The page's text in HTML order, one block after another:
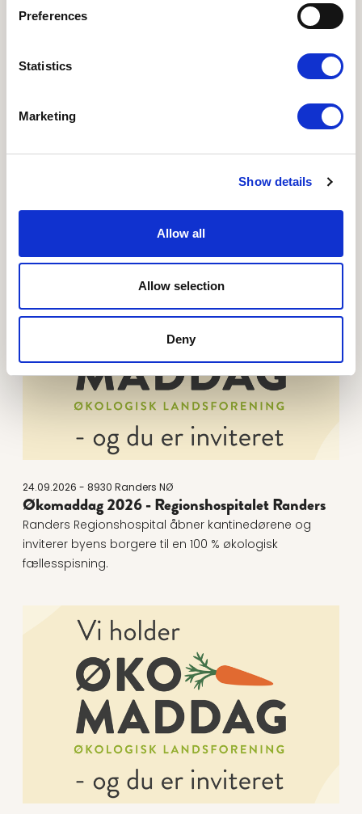
Preferences
Statistics
Marketing
Show details
Allow all
Allow selection
Deny
Økomaddag 2026 - Toftegaard Økologi
Økomaddagen er et samarbejde mellem Toftegaard
Læs mere om Økomaddag 2026 - Regionshospitalet
24.09.2026 - 8930 Randers NØ
Økomaddag 2026 - Regionshospitalet Randers
Randers Regionshospital åbner kantinedørene og
inviterer byens borgere til en 100 % økologisk
fællesspisning.